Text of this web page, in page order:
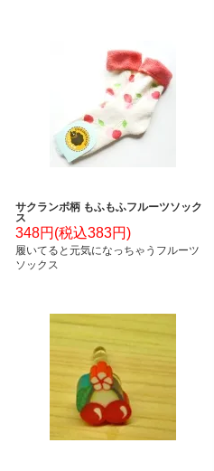
サクランボ柄 もふもふフルーツソック
ス
348円(税込383円)
履いてると元気になっちゃうフルーツ
ソックス